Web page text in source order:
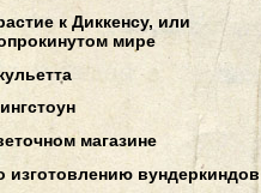
к Диккенсу, или
мире
магазине
изготовлению вундеркиндов